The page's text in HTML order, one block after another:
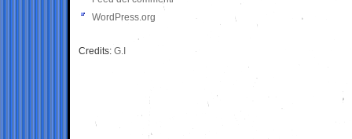
WordPress.org
Credits: G.I